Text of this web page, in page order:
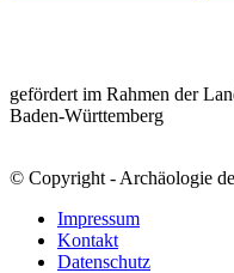
gefördert im Rahmen der
Baden-Württemberg
© Copyright - Archäologie
Impressum
Kontakt
Datenschutz